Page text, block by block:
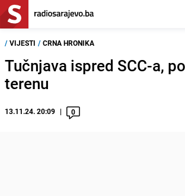
/ VIJESTI / CRNA HRONIKA
Tučnjava ispred SCC-a,
terenu
13.11.24. 20:09 0